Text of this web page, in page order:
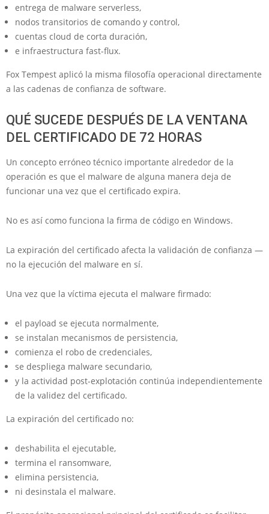
entrega de malware serverless,
nodos transitorios de comando y control,
cuentas cloud de corta duración,
e infraestructura fast-flux.
Fox Tempest aplicó la misma filosofía operacional directamente
a las cadenas de confianza de software.
QUÉ SUCEDE DESPUÉS DE LA VENTANA
DEL CERTIFICADO DE 72 HORAS
Un concepto erróneo técnico importante alrededor de la
operación es que el malware de alguna manera deja de
funcionar una vez que el certificado expira.
No es así como funciona la firma de código en Windows.
La expiración del certificado afecta la validación de confianza —
no la ejecución del malware en sí.
Una vez que la víctima ejecuta el malware firmado:
el payload se ejecuta normalmente,
se instalan mecanismos de persistencia,
comienza el robo de credenciales,
se despliega malware secundario,
y la actividad post-explotación continúa independientemente
de la validez del certificado.
La expiración del certificado no:
deshabilita el ejecutable,
termina el ransomware,
elimina persistencia,
ni desinstala el malware.